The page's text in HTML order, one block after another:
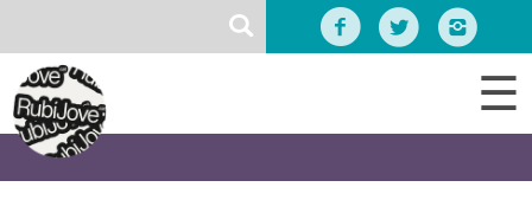
contingut
☰